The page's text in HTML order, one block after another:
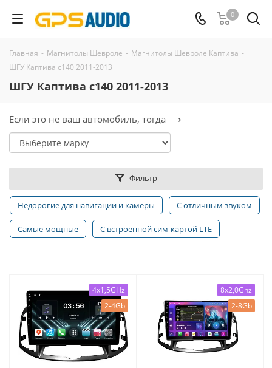
0
Главная - Магнитолы Шевроле - Магнитолы Шевроле Каптива -
ШГУ Каптива с140 2011-2013
ШГУ Каптива с140 2011-2013
Если это не ваш автомобиль, тогда ⟶
Фильтр
Недорогие для навигации и камеры С отличным звуком
Самые мощные С встроенной сим-картой LTE
4x1,5GHz
2-4Gb
8x2,0Ghz
2-8Gb